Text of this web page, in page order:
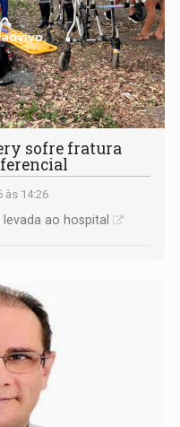
sofre fratura
às 14:26
ao hospital